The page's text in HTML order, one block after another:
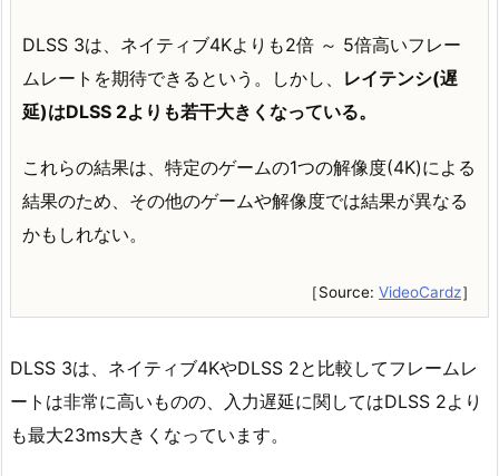
DLSS 3は、ネイティブ4Kよりも2倍 ～ 5倍高いフレー
ムレートを期待できるという。しかし、 レイテンシ(遅
延)はDLSS 2よりも若干大きくなっている。
これらの結果は、特定のゲームの1つの解像度(4K)による
結果のため、その他のゲームや解像度では結果が異なる
かもしれない。
［Source: VideoCardz］
DLSS 3は、ネイティブ4KやDLSS 2と比較してフレームレ
ートは非常に高いものの、入力遅延に関してはDLSS 2より
も最大23ms大きくなっています。